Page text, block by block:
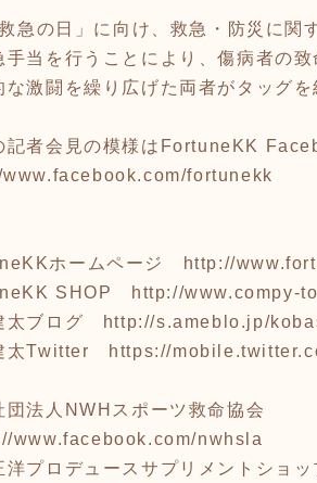
救急の日」に向け、救急・防災に
手当を行うことにより、傷病者の
な激闘を繰り広げた両者がタッグ
記者会見の模様はFortuneKK
fortunekk
ホームページ
http://
SHOP
http://www.compy-
太ブログ
http://s.ameblo.jp/
太Twitter
https://
団法人NWHスポーツ救命協会
www.facebook.com/nwhsla
洋プロデュースサプリメントショ